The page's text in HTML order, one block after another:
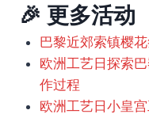
🎉 更多活动
巴黎近郊索镇樱
欧洲工艺日探索
作过程
欧洲工艺日小皇